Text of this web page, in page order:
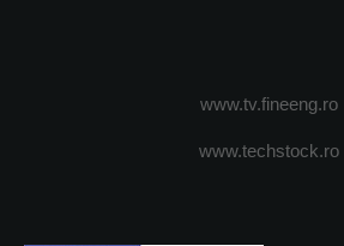
www.tv.fineeng.ro
www.techstock.ro